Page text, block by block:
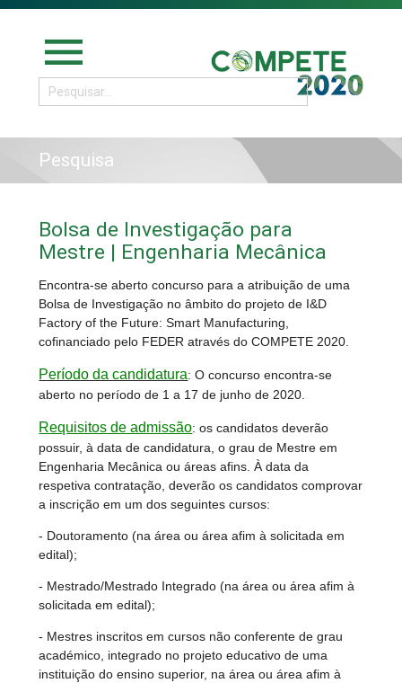
menu
Pesquisa
Bolsa de Investigação para
Mestre | Engenharia Mecânica
Encontra-se aberto concurso para a atribuição de uma
Bolsa de Investigação no âmbito do projeto de I&D
Factory of the Future: Smart Manufacturing,
cofinanciado pelo FEDER através do COMPETE 2020.
Período da candidatura: O concurso encontra-se
aberto no período de 1 a 17 de junho de 2020.
Requisitos de admissão: os candidatos deverão
possuir, à data de candidatura, o grau de Mestre em
Engenharia Mecânica ou áreas afins. À data da
respetiva contratação, deverão os candidatos comprovar
a inscrição em um dos seguintes cursos:
- Doutoramento (na área ou área afim à solicitada em
edital);
- Mestrado/Mestrado Integrado (na área ou área afim à
solicitada em edital);
- Mestres inscritos em cursos não conferente de grau
académico, integrado no projeto educativo de uma
instituição do ensino superior, na área ou área afim à